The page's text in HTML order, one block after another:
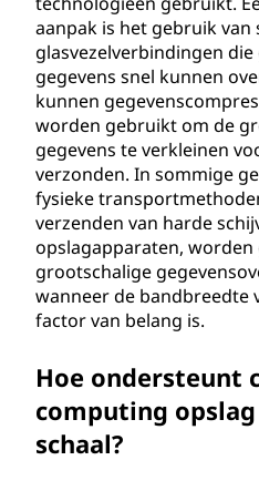
aanpak is het gebruik van
glasvezelverbindingen
gegevens snel kunnen
kunnen
worden gebruikt om de
gegevens te verkleinen
verzonden. In sommige
fysieke
verzenden van harde
opslagapparaten,
grootschalige
wanneer de bandbreedte
factor van belang is.
Hoe ondersteunt
computing
schaal?